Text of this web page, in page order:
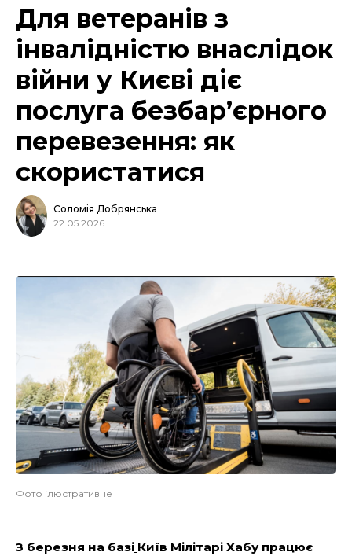
Для ветеранів з
інвалідністю внаслідок
війни у Києві діє
послуга безбар’єрного
перевезення: як
скористатися
Соломія Добрянська
22.05.2026
Фото ілюстративне
З березня на базі Київ Мілітарі Хабу працює